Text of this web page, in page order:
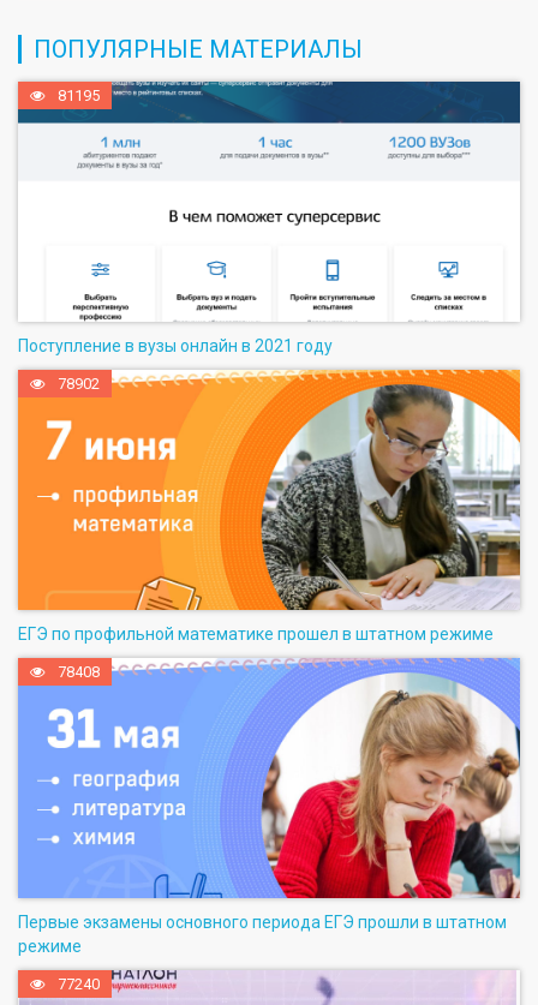
ПОПУЛЯРНЫЕ МАТЕРИАЛЫ
81195
Поступление в вузы онлайн в 2021 году
78902
ЕГЭ по профильной математике прошел в штатном режиме
78408
Первые экзамены основного периода ЕГЭ прошли в штатном
режиме
77240